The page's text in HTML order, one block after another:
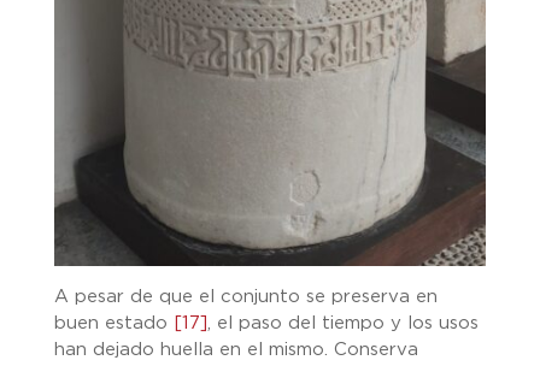
A pesar de que el conjunto se preserva en
buen estado
[17] , el paso del tiempo y los usos
han dejado huella en el mismo. Conserva